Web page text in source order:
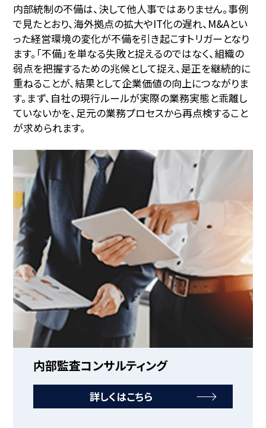
内部統制の不備は、決して他人事ではありません。事例
で見たとおり、海外拠点の拡大やIT化の遅れ、M&Aとい
った経営環境の変化が不備を引き起こすトリガーとなり
ます。「不備」を単なる失敗と捉えるのではなく、組織の
弱点を把握するための兆候として捉え、是正を継続的に
重ねることが、結果として企業価値の向上につながりま
す。まず、自社の現行ルールが実際の業務実態と乖離し
ていないかを、足元の業務プロセスから再点検すること
が求められます。
内部監査コンサルティング
詳しくはこちら